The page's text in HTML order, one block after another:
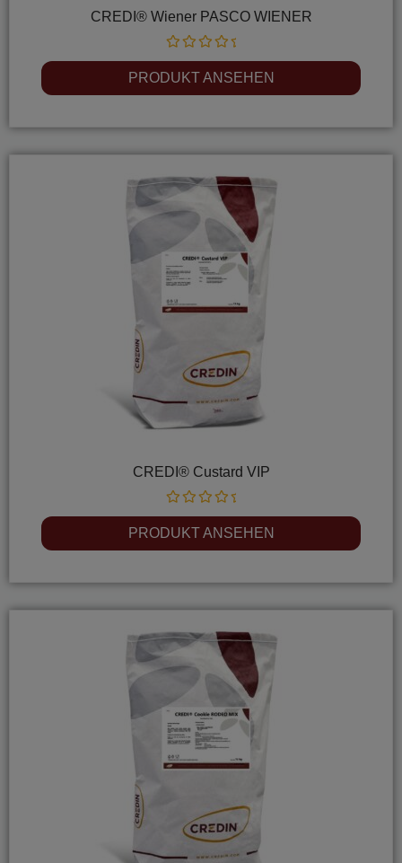
CREDI® Wiener PASCO WIENER
Rated
0
out
of
PRODUKT ANSEHEN
CREDI® Custard VIP
Rated
0
out
of
PRODUKT ANSEHEN